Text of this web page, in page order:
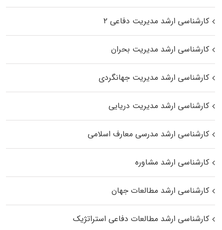
کارشناسی ارشد مدیریت دفاعی ۲
کارشناسی ارشد مدیریت بحران
کارشناسی ارشد مدیریت جهانگردی
کارشناسی ارشد مدیریت دریایی
کارشناسی ارشد مدرسی معارف اسلامی
کارشناسی ارشد مشاوره
کارشناسی ارشد مطالعات جهان
کارشناسی ارشد مطالعات دفاعی استراتژیک